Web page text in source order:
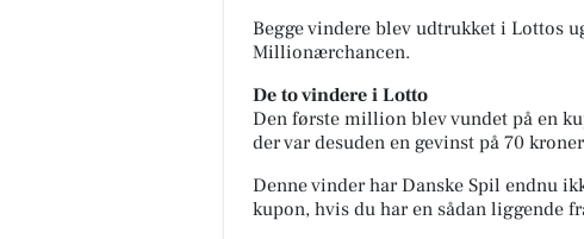
Begge vindere blev udtrukket i Lottos
Millionærchancen.
De to vindere i Lotto
Den første million blev vundet på en
der var desuden en gevinst på 70
Denne vinder har Danske Spil endnu
kupon, hvis du har en sådan liggende